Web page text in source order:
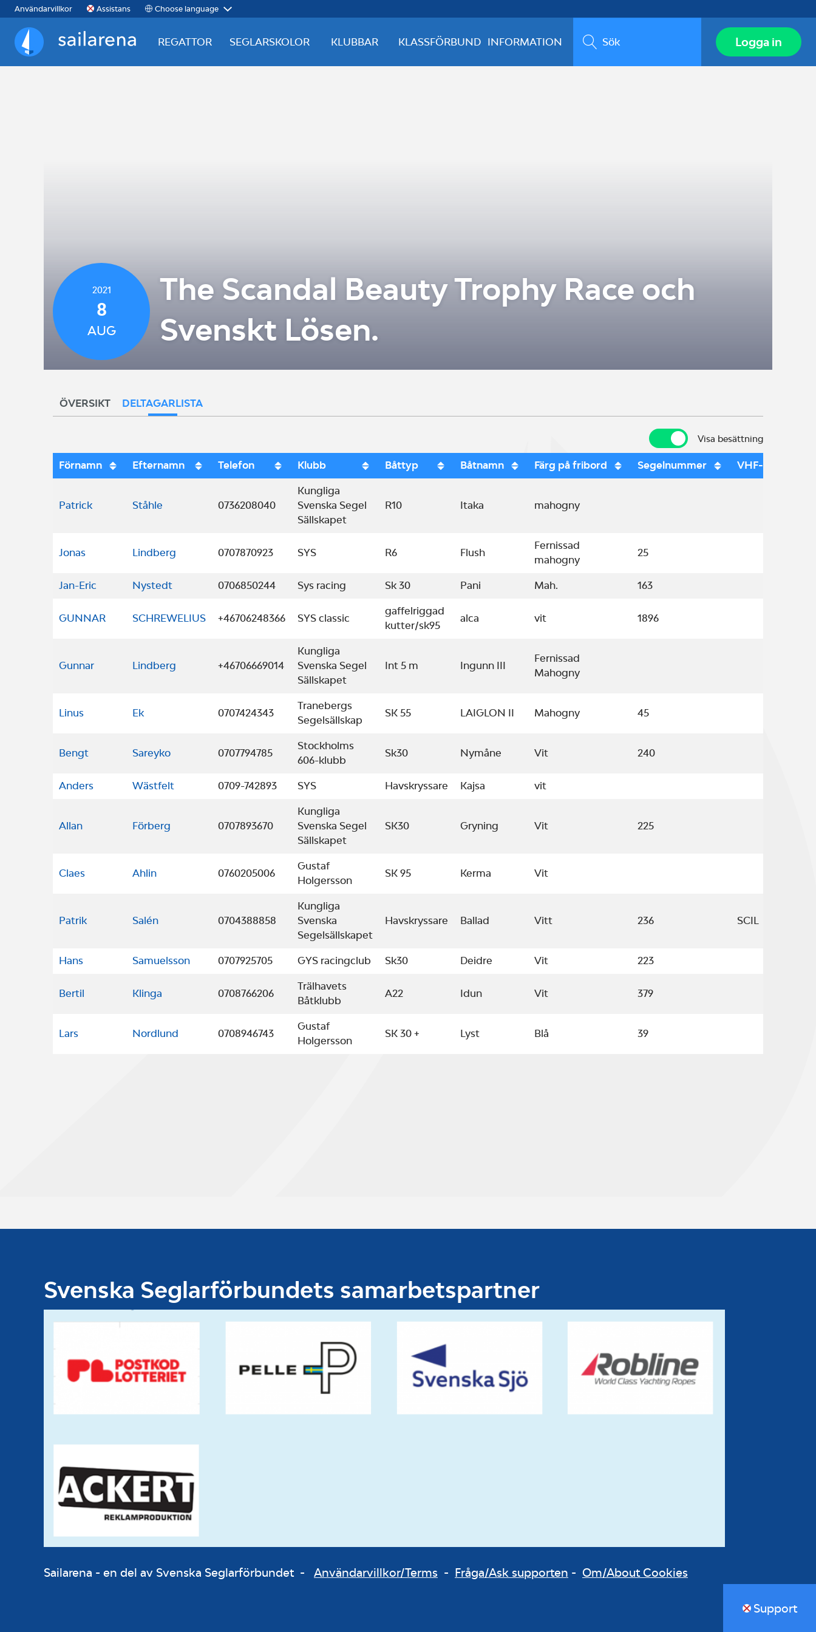
Användarvillkor Assistans Choose language
Sailarena
REGATTOR SEGLARSKOLOR KLUBBAR KLASSFÖRBUND INFORMATION Sök Logga in
2021
8
AUG
The Scandal Beauty Trophy Race och
Svenskt Lösen.
ÖVERSIKT DELTAGARLISTA
Visa besättningVisa besättning
Förnamn Efternamn Telefon Klubb Båttyp Båtnamn Färg på fribord Segelnummer VHF-
Patrick Ståhle 0736208040
Kungliga
Svenska Segel
Sällskapet
R10 Itaka mahogny
Jonas Lindberg 0707870923 SYS R6 Flush
Fernissad
mahogny
25
Jan-Eric Nystedt 0706850244 Sys racing Sk 30 Pani Mah. 163
GUNNAR SCHREWELIUS +46706248366 SYS classic
gaffelriggad
kutter/sk95
alca vit 1896
Gunnar Lindberg +46706669014
Kungliga
Svenska Segel
Sällskapet
Int 5 m Ingunn III
Fernissad
Mahogny
Linus Ek 0707424343
Tranebergs
Segelsällskap
SK 55 LAIGLON II Mahogny 45
Bengt Sareyko 0707794785
Stockholms
606-klubb
Sk30 Nymåne Vit 240
Anders Wästfelt 0709-742893 SYS Havskryssare Kajsa vit
Allan Förberg 0707893670
Kungliga
Svenska Segel
Sällskapet
SK30 Gryning Vit 225
Claes Ahlin 0760205006
Gustaf
Holgersson
SK 95 Kerma Vit
Patrik Salén 0704388858
Kungliga
Svenska
Segelsällskapet
Havskryssare Ballad Vitt 236 SCIL
Hans Samuelsson 0707925705 GYS racingclub Sk30 Deidre Vit 223
Bertil Klinga 0708766206
Trälhavets
Båtklubb
A22 Idun Vit 379
Lars Nordlund 0708946743
Gustaf
Holgersson
SK 30 + Lyst Blå 39
Svenska Seglarförbundets samarbetspartner
Sailarena - en del av Svenska Seglarförbundet - Användarvillkor/Terms - Fråga/Ask supporten - Om/About Cookies
Support